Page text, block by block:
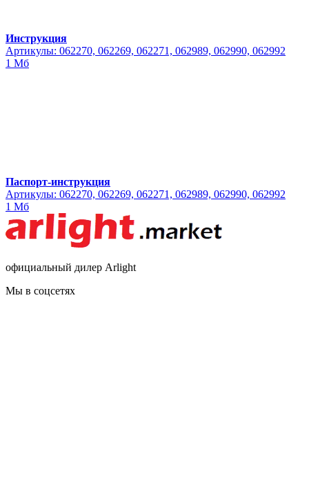
Инструкция
Артикулы: 062270, 062269, 062271, 062989, 062990, 062992
1 Мб
Паспорт-инструкция
Артикулы: 062270, 062269, 062271, 062989, 062990, 062992
1 Мб
официальный дилер Arlight
Мы в соцсетях